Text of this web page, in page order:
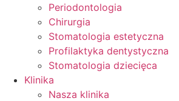
Periodontologia
Chirurgia
Stomatologia estetyczna
Profilaktyka dentystyczna
Stomatologia dziecięca
Klinika
Nasza klinika